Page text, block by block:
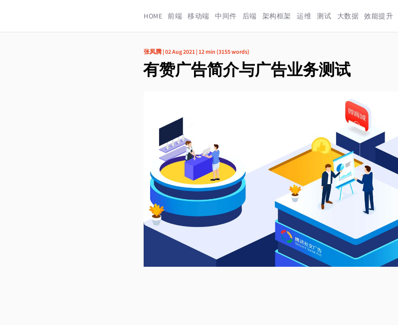
HOME 前端 移动端 中间件 后端 架构框架 运维 测试 大数据 效能提升
张凤腾 | 02 Aug 2021 | 12 min (3155words)
有赞广告简介与广告业务测试